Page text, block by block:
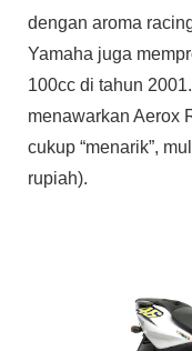
dengan aroma
Yamaha juga
100cc di tahun
menawarkan Aerox
cukup “menarik”,
rupiah).